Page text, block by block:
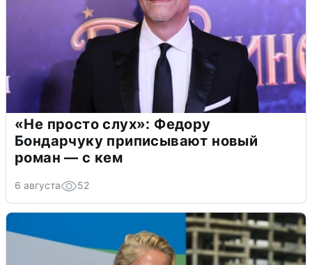
«Не просто слух»: Федору
Бондарчуку приписывают новый
роман — с кем
6 августа 52